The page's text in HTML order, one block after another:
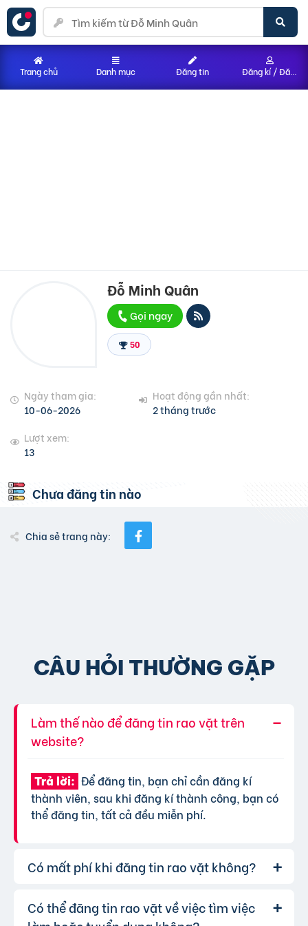
50
Đỗ Minh Quân
Gọi ngay
Ngày tham gia:
10-06-2026
Hoạt động gần nhất:
2 tháng trước
Lượt xem:
13
Chưa đăng tin nào
Chia sẻ trang này:
CÂU HỎI THƯỜNG GẶP
Làm thế nào để đăng tin rao vặt trên
website?
Trả lời: Để đăng tin, bạn chỉ cần đăng kí
thành viên, sau khi đăng kí thành công, bạn có
thể đăng tin, tất cả đều miễn phí.
Có mất phí khi đăng tin rao vặt không?
Trả lời: Chúng tôi cung cấp gói đăng tin miễn
Có thể đăng tin rao vặt về việc tìm việc
Trang chủ Danh mục Đăng tin